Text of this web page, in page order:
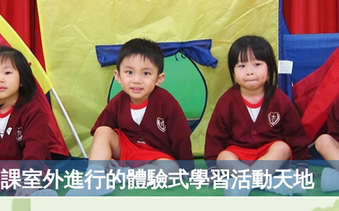
課室外進行的體驗式學習活動天地